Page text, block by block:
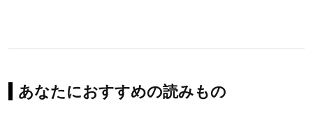
あなたにおすすめの読みもの